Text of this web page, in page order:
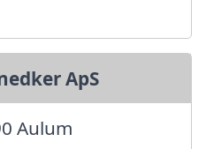
ApS
Aulum